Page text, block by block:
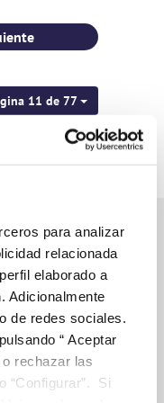
para analizar
relacionada
elaborado a
Adicionalmente
de redes sociales.
“ Aceptar
o rechazar las
“Configurar”. Si
11 de 77